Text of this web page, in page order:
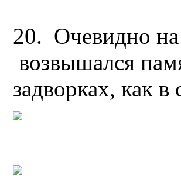
20. Очевидно на
возвышался
задворках, как